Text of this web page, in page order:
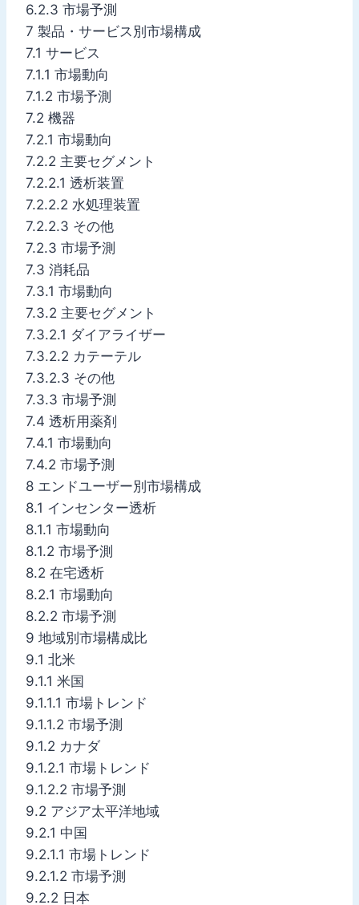
6.2.3 市場予測
7 製品・サービス別市場構成
7.1 サービス
7.1.1 市場動向
7.1.2 市場予測
7.2 機器
7.2.1 市場動向
7.2.2 主要セグメント
7.2.2.1 透析装置
7.2.2.2 水処理装置
7.2.2.3 その他
7.2.3 市場予測
7.3 消耗品
7.3.1 市場動向
7.3.2 主要セグメント
7.3.2.1 ダイアライザー
7.3.2.2 カテーテル
7.3.2.3 その他
7.3.3 市場予測
7.4 透析用薬剤
7.4.1 市場動向
7.4.2 市場予測
8 エンドユーザー別市場構成
8.1 インセンター透析
8.1.1 市場動向
8.1.2 市場予測
8.2 在宅透析
8.2.1 市場動向
8.2.2 市場予測
9 地域別市場構成比
9.1 北米
9.1.1 米国
9.1.1.1 市場トレンド
9.1.1.2 市場予測
9.1.2 カナダ
9.1.2.1 市場トレンド
9.1.2.2 市場予測
9.2 アジア太平洋地域
9.2.1 中国
9.2.1.1 市場トレンド
9.2.1.2 市場予測
9.2.2 日本